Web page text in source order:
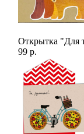
Открытка "Для
99 р.